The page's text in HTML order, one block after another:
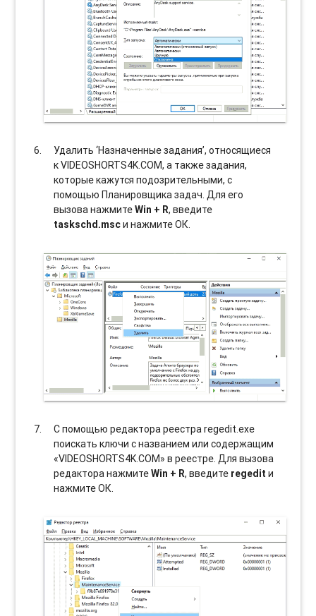
Удалить ‘Назначенные задания’, относящиеся
к VIDEOSHORTS4K.COM, а также задания,
которые кажутся подозрительными, с
помощью Планировщика задач. Для его
вызова нажмитеWin + R, введите
taskschd.mscи нажмите ОК.
С помощью редактора реестра regedit.exe
поискать ключи с названием или содержащим
«VIDEOSHORTS4K.COM» в реестре. Для вызова
редактора нажмитеWin + R, введите regedit и
нажмите ОК.